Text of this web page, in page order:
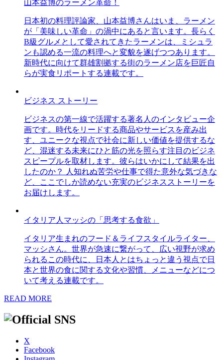
山本益博のラーメン革命！
日本初の料理評論家、山本益博さんはいま、ラーメン
が「美味しい革命」の渦中にあると言います。長らく
B級グルメとして愛されてきたラーメンは、ミシュラ
ンも認める一流の料理へと変貌を遂げつつあります。
新時代に向けて群雄割拠する街のラーメン店を巨匠自
らが実食リポートする連載です。
ビジネス ストーリー
ビジネスの第一線で活躍する著名人のインタビュー企
画です。時代をリードする商品やサービスを産み出
す、ユニークな視点で社会に新しい価値を提供するな
ど、混迷する未来にひと筋の光を照らす注目のビジネ
スピープルを取材します。彼らはいかにして結果を出
したのか？ 人知れぬ苦労や仕事で得た意外な気づきな
ど、ここでしか読めない充実のビジネスストーリーを
お届けします。
イタリア人マッシの「思考する食欲」
イタリア生まれのフード＆ライフスタイルライター、
マッシさん。世界が急速に繋がって、広い視野が求め
られるこの時代に、日本人とはちょっと違う視点で日
本と世界の食に関する文化や習慣、メニューなどにつ
いて考える連載です。
READ MORE
X
Facebook